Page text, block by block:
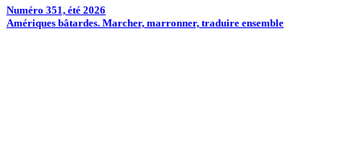
Numéro 351, été 2026
Amériques bâtardes. Marcher, marronner, traduire ensemble